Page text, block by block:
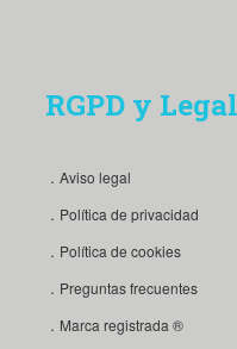
RGPD y Legal
．Aviso legal
．Política de privacidad
．Política de cookies
．Preguntas frecuentes
．Marca registrada ®